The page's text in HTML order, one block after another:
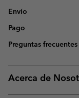
Envío
Pago
Preguntas frecuentes
Acerca de